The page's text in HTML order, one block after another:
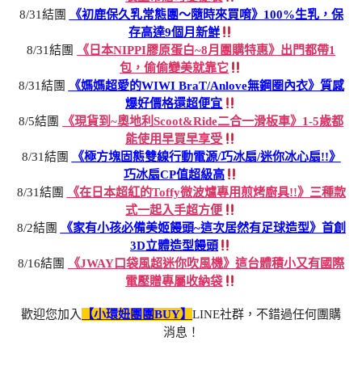
8/31結團
《初鹿保久乳常態團～隨時來買唷》100%生乳，保
存高達9個月新鮮
8/31結團
《日本NIPPI膠原蛋白~8月團購特惠》出門都帶1
包，偷偷變美就靠它
8/31結團
《媽媽超愛的WIWI BraT/Anlove無鋼圈內衣》質感
爆好價格還超便宜
8/5結團
《現貨到~奧地利Scoot&Ride二合一滑板車》1-5歲都
能使用早買早享受
8/31結團
《極方塊固態雙線行動電源/巧冰扇/迷你冰心扇!!》
巧冰扇CP值超級高
8/31結團
《在日本超紅的Toffy微波爐專用煎烤廚具!!》三種款
式一起入手超方便
8/2結團
《家有小孩必備美姬饅頭~這次居然有足球造型》首創
3D立體造型饅頭
8/16結團
《JWAY口袋風超迷你吹風機》這台體積小又有國際
電壓贈專屬收納袋
歡迎您加入 【小環妞團團BUY】 LINE社群，不錯過任何團購
消息！